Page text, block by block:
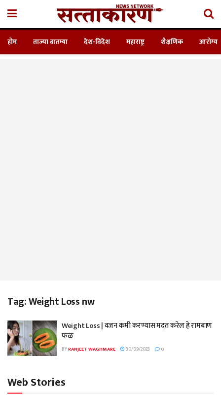
होम ताज्या बातम्या देश-विदेश महाराष्ट्र शैक्षणिक आरोग्य
Tag:Weight Loss nw
Weight Loss | वजन कमी करण्यास मदत करेल हे रामबाण
फळ
BYRANJEET WAGHMARE 30/09/2023 0
Web Stories